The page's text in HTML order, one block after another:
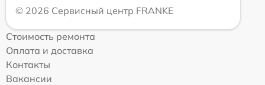
© 2026 Сервисный центр FRANKE
Стоимость ремонта
Оплата и доставка
Контакты
Вакансии